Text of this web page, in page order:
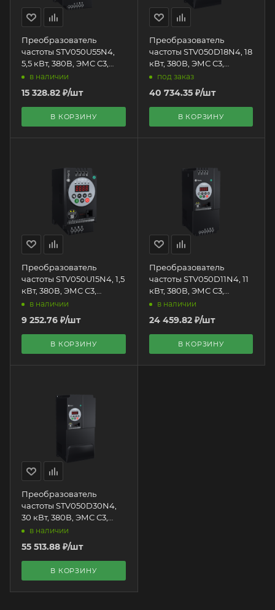
Преобразователь
частоты STV050U55N4,
5,5 кВт, 380В, ЭМС С3,
Systeme Electric + LED
панель оператора
в наличии
15 328.82 ₽/шт
В КОРЗИНУ
Преобразователь
частоты STV050D18N4, 18
кВт, 380В, ЭМС С3,
Systeme Electric + LED
панель оператора
под заказ
40 734.35₽/шт
В КОРЗИНУ
Преобразователь
частоты STV050U15N4, 1,5
кВт, 380В, ЭМС С3,
Systeme Electric + LED
панель оператора
в наличии
9 252.76 ₽/шт
В КОРЗИНУ
Преобразователь
частоты STV050D11N4, 11
кВт, 380В, ЭМС С3,
Systeme Electric + LED
панель оператора
в наличии
24 459.82₽/шт
В КОРЗИНУ
Преобразователь
частоты STV050D30N4,
30 кВт, 380В, ЭМС С3,
Systeme Electric + LED
панель оператора
в наличии
55 513.88 ₽/шт
В КОРЗИНУ